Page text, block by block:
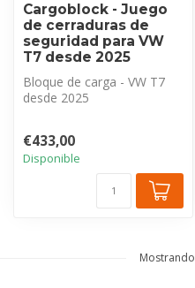
Cargoblock - Juego
de cerraduras de
seguridad para VW
T7 desde 2025
Bloque de carga - VW T7
desde 2025
€433,00
Disponible
Mostrando